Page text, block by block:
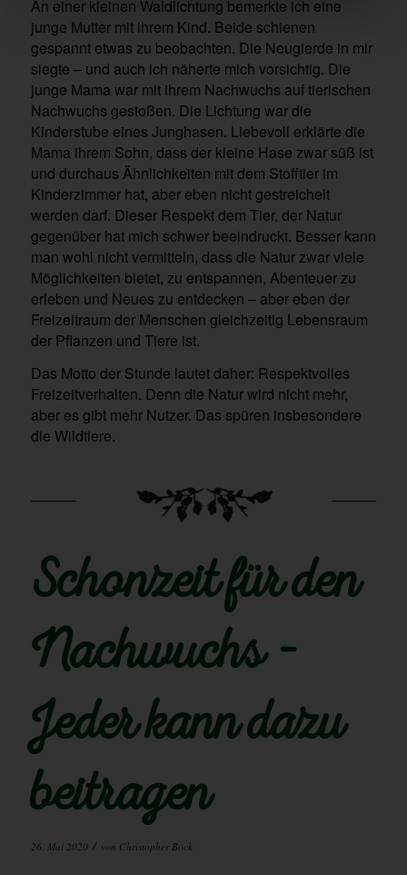
An einer kleinen Waldlichtung bemerkte ich eine
junge Mutter mit ihrem Kind. Beide schienen
gespannt etwas zu beobachten. Die Neugierde in mir
siegte – und auch ich näherte mich vorsichtig. Die
junge Mama war mit ihrem Nachwuchs auf tierischen
Nachwuchs gestoßen. Die Lichtung war die
Kinderstube eines Junghasen. Liebevoll erklärte die
Mama ihrem Sohn, dass der kleine Hase zwar süß ist
und durchaus Ähnlichkeiten mit dem Stofftier im
Kinderzimmer hat, aber eben nicht gestreichelt
werden darf. Dieser Respekt dem Tier, der Natur
gegenüber hat mich schwer beeindruckt. Besser kann
man wohl nicht vermitteln, dass die Natur zwar viele
Möglichkeiten bietet, zu entspannen, Abenteuer zu
erleben und Neues zu entdecken – aber eben der
Freizeitraum der Menschen gleichzeitig Lebensraum
der Pflanzen und Tiere ist.
Das Motto der Stunde lautet daher: Respektvolles
Freizeitverhalten. Denn die Natur wird nicht mehr,
aber es gibt mehr Nutzer. Das spüren insbesondere
die Wildtiere.
Schonzeit für den
Nachwuchs –
Jeder kann dazu
beitragen
26. Mai 2020 / von Christopher Böck